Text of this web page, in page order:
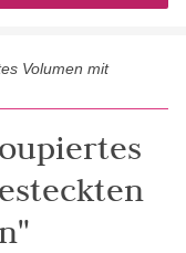
Volumen mit